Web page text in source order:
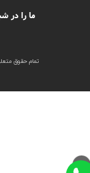
تمام حقوق
>
ما را در